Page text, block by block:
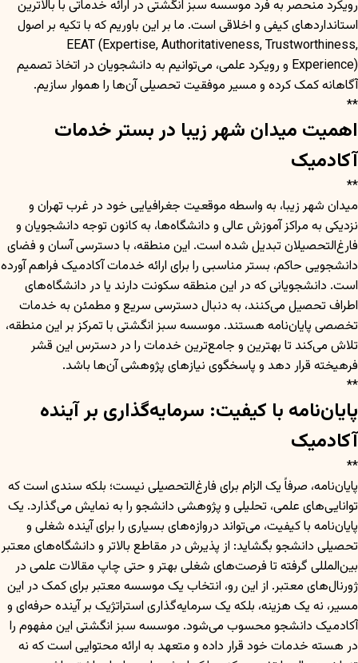
رویکرد منحصر به فرد موسسه سبز انگشتی در ارائه خدماتی با بالاترین
استانداردهای کیفی و اخلاقی است. ما بر این باوریم که با تکیه بر اصول
EEAT (Expertise, Authoritativeness, Trustworthiness,
Experience) و رویکرد علمی، می‌توانیم به دانشجویان در اتخاذ تصمیم
آگاهانه کمک کرده و مسیر موفقیت تحصیلی آن‌ها را هموار سازیم.
**
اهمیت میدان شهر زیبا در بستر خدمات
آکادمیک
**
میدان شهر زیبا، به واسطه موقعیت جغرافیایی خود در غرب تهران و
نزدیکی به مراکز آموزش عالی و دانشگاه‌ها، به کانون توجه دانشجویان و
فارغ‌التحصیلان تبدیل شده است. این منطقه، با دسترسی آسان و فضای
دانشجویی حاکم، بستر مناسبی را برای ارائه خدمات آکادمیک فراهم آورده
است. دانشجویانی که در این منطقه سکونت دارند یا در دانشگاه‌های
اطراف تحصیل می‌کنند، به دنبال دسترسی سریع و مطمئن به خدمات
تخصصی پایان‌نامه هستند. موسسه سبز انگشتی با تمرکز بر این منطقه،
تلاش می‌کند تا بهترین و جامع‌ترین خدمات را در دسترس این قشر
فرهیخته قرار دهد و پاسخگوی نیازهای پژوهشی آن‌ها باشد.
**
پایان‌نامه با کیفیت: سرمایه‌گذاری بر آینده
آکادمیک
**
پایان‌نامه، صرفاً یک الزام برای فارغ‌التحصیلی نیست؛ بلکه سندی است که
توانایی‌های علمی، تحلیلی و پژوهشی دانشجو را به نمایش می‌گذارد. یک
پایان‌نامه با کیفیت، می‌تواند دروازه‌های بسیاری را برای آینده شغلی و
تحصیلی دانشجو بگشاید: از پذیرش در مقاطع بالاتر و دانشگاه‌های معتبر
بین‌المللی گرفته تا فرصت‌های شغلی بهتر و حتی چاپ مقالات علمی در
ژورنال‌های معتبر. از این رو، انتخاب یک موسسه معتبر برای کمک در این
مسیر، نه یک هزینه، بلکه یک سرمایه‌گذاری استراتژیک بر آینده حرفه‌ای و
آکادمیک دانشجو محسوب می‌شود. موسسه سبز انگشتی این مفهوم را
در هسته خدمات خود قرار داده و متعهد به ارائه محتوایی است که نه